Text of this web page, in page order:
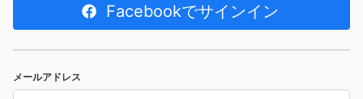
Facebookでサインイン
メールアドレス